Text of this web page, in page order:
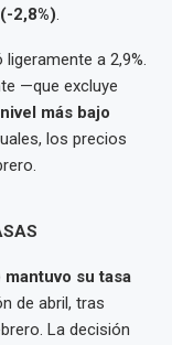
2,8%).
a 2,9%.
—que excluye
más bajo
los precios
mantuvo su tasa
de abril, tras
La decisión